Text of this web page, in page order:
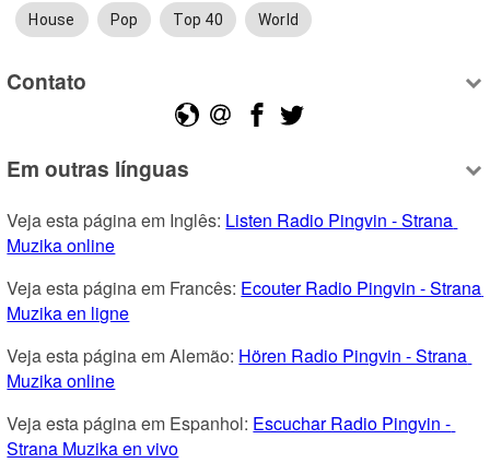
House Pop Top 40 World
Contato
Em outras línguas
Veja esta página em Inglês: Listen Radio Pingvin - Strana
Muzika online
Veja esta página em Francês: Ecouter Radio Pingvin - Strana
Muzika en ligne
Veja esta página em Alemão: Hören Radio Pingvin - Strana
Muzika online
Veja esta página em Espanhol: Escuchar Radio Pingvin -
Strana Muzika en vivo